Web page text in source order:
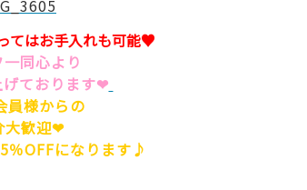
てはお手入れも可能♥
同心より
ております❤
員様からの
大歓迎❤
％OFFになります♪